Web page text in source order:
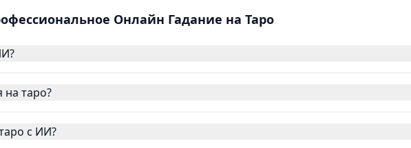
Онлайн Гадание на Таро
на таро?
с ИИ?